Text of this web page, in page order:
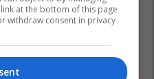
at the bottom of this page
withdraw consent in privacy